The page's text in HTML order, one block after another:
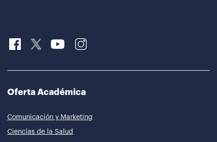
Oferta Académica
Comunicación y Marketing
Ciencias de la Salud